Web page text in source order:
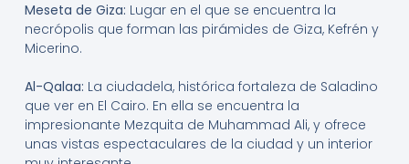
Meseta de Giza: Lugar en el que se encuentra la
necrópolis que forman las pirámides de Giza, Kefrén y
Micerino.
Al-Qalaa: La ciudadela, histórica fortaleza de Saladino
que ver en El Cairo. En ella se encuentra la
impresionante Mezquita de Muhammad Ali, y ofrece
unas vistas espectaculares de la ciudad y un interior